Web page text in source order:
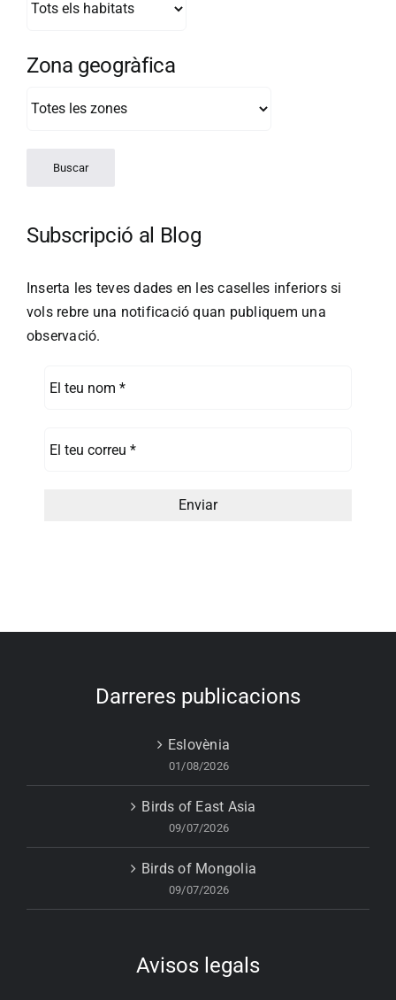
Zona geogràfica
Subscripció al Blog
Inserta les teves dades en les caselles inferiors si
vols rebre una notificació quan publiquem una
observació.
Darreres publicacions
Eslovènia
01/08/2026
Birds of East Asia
09/07/2026
Birds of Mongolia
09/07/2026
Avisos legals